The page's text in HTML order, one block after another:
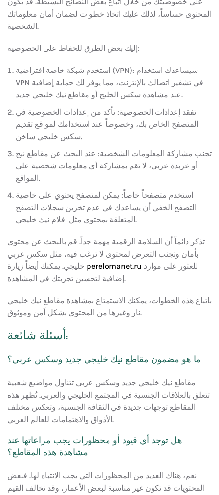
المحتوى حساساً، لذلك عليك اتخاذ خطوات لضمان أمان معلوماتك
الشخصية.
إليك بعض الطرق للحفاظ على الخصوصية:
استخدم شبكة خاصة افتراضية (VPN): سيساعدك استخدام
VPN في تشفير اتصالك بالإنترنت، مما يوفر لك حماية إضافية
عند مشاهدة سكس الخليج أو مقاطع نيك خليجي جديد.
تفقد إعدادات الخصوصية: تأكد من إعدادات الخصوصية في
المتصفح الخاص بك، وخصوصاً عند استخدامك لمواقع تقديم
سكس خليجي ساخن.
تجنب مشاركة المعلومات الشخصية: عند البحث عن مقاطع نيج
أو عربدة عربي، لا تقم بمشاركة أي معلومات شخصية على
المواقع.
استخدم متصفحاً خاصاً: يمكن لمتصفح يحتوي على خاصية
التصفح الخفي أن يساعدك في عدم تخزين سجلات التصفح
المتعلقة بمحتوى مثل افلام نيك خليجي.
تذكر دائماً أن السلامة الرقمية مهمة جداً. قم بالبحث عن محتوى
بأمان وتجنب التعرض لمحتوى لا ترغب فيه، مثل سكس عربي
perelomanet.ru
إضافية لتحسين تجربتك في المشاهدة.
باتباع هذه الخطوات، يمكنك الاستمتاع بمشاهدة مقاطع نيك خليجي
نار وغيرها من المحتوى بشكل آمن وموثوق.
أسئلة شائعة:
ما هو مضمون مقاطع نيك خليجي جديد وسكس عربي؟
مقاطع نيك خليجي جديد وسكس عربي تتناول مواضيع شعبية
تتعلق بالعلاقات الجنسية في المجتمع الخليجي والعربي. تُظهر هذه
المقاطع توجهات جديدة في الثقافة الجنسية، وتعكس مختلف
الأذواق والاهتمامات للعالم العربي.
هل توجد أي قيود أو محظورات يجب مراعاتها عند
مشاهدة هذه المقاطع؟
نعم، هناك العديد من المحظورات التي يجب الانتباه لها. فبعض
المحتويات قد تكون غير مناسبة لبعض الأعمار، وقد تخالف القيم